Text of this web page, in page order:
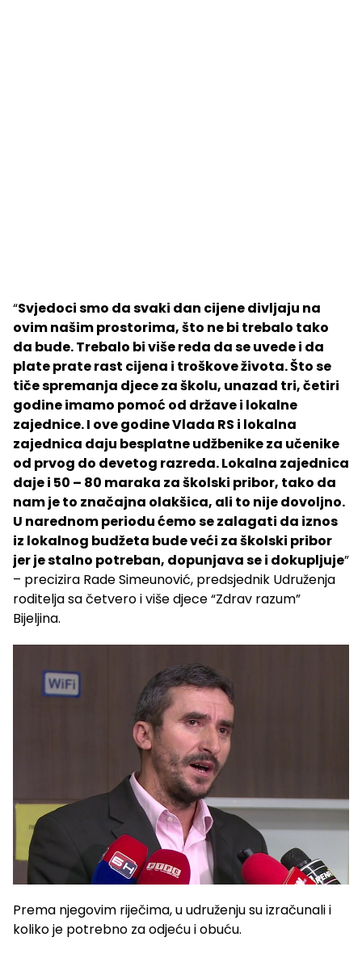
“Svjedoci smo da svaki dan cijene divljaju na
ovim našim prostorima, što ne bi trebalo tako
da bude. Trebalo bi više reda da se uvede i da
plate prate rast cijena i troškove života. Što se
tiče spremanja djece za školu, unazad tri, četiri
godine imamo pomoć od države i lokalne
zajednice. I ove godine Vlada RS i lokalna
zajednica daju besplatne udžbenike za učenike
od prvog do devetog razreda. Lokalna zajednica
daje i 50 – 80 maraka za školski pribor, tako da
nam je to značajna olakšica, ali to nije dovoljno.
U narednom periodu ćemo se zalagati da iznos
iz lokalnog budžeta bude veći za školski pribor
jer je stalno potreban, dopunjava se i dokupljuje”
– precizira Rade Simeunović, predsjednik Udruženja
roditelja sa četvero i više djece “Zdrav razum”
Bijeljina.
Prema njegovim riječima, u udruženju su izračunali i
koliko je potrebno za odjeću i obuću.